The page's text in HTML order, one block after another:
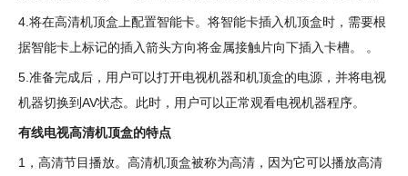
4.将在高清机顶盒上配置智能卡。将智能卡插入机顶盒时，需要根
据智能卡上标记的插入箭头方向将金属接触片向下插入卡槽。 。
5.准备完成后，用户可以打开电视机器和机顶盒的电源，并将电视
机器切换到AV状态。此时，用户可以正常观看电视机器程序。
有线电视高清机顶盒的特点
1，高清节目播放。高清机顶盒被称为高清，因为它可以播放高清